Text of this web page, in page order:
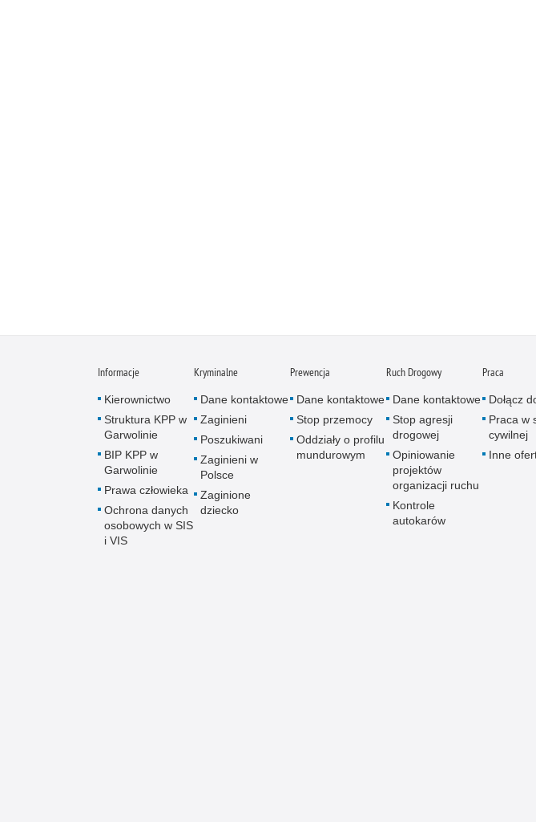
Informacje
Kierownictwo
Struktura KPP w
Garwolinie
BIP KPP w
Garwolinie
Prawa człowieka
Ochrona danych
osobowych w SIS
i VIS
Kryminalne
Dane kontaktowe
Zaginieni
Poszukiwani
Zaginieni w
Polsce
Zaginione
dziecko
Prewencja
Dane kontaktowe
Stop przemocy
Oddziały o profilu
mundurowym
Ruch Drogowy
Dane kontaktowe
Stop agresji
drogowej
Opiniowanie
projektów
organizacji ruchu
Kontrole
autokarów
Praca
Dołącz
Praca w
cywilnej
Inne